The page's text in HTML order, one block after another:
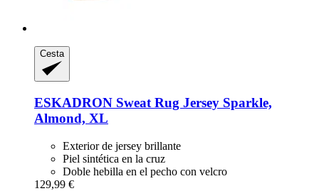
Cesta
ESKADRON Sweat Rug Jersey Sparkle,
Almond, XL
Exterior de jersey brillante
Piel sintética en la cruz
Doble hebilla en el pecho con velcro
129,99 €